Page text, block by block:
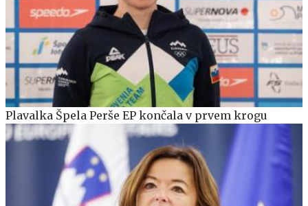
Plavalka Špela Perše EP končala v prvem krogu